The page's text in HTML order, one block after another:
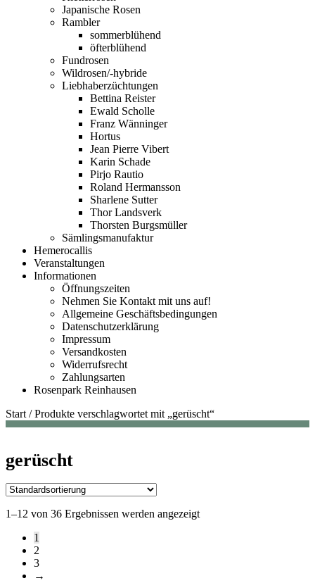
Japanische Rosen
Rambler
sommerblühend
öfterblühend
Fundrosen
Wildrosen/-hybride
Liebhaberzüchtungen
Bettina Reister
Ewald Scholle
Franz Wänninger
Hortus
Jean Pierre Vibert
Karin Schade
Pirjo Rautio
Roland Hermansson
Sharlene Sutter
Thor Landsverk
Thorsten Burgsmüller
Sämlingsmanufaktur
Hemerocallis
Veranstaltungen
Informationen
Öffnungszeiten
Nehmen Sie Kontakt mit uns auf!
Allgemeine Geschäftsbedingungen
Datenschutzerklärung
Impressum
Versandkosten
Widerrufsrecht
Zahlungsarten
Rosenpark Reinhausen
Start /Produkte verschlagwortet mit „gerüscht“
gerüscht
1–12 von 36 Ergebnissen werden angezeigt
1
2
3
→